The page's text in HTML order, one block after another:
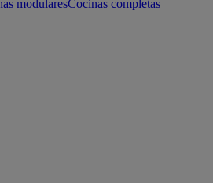
modularesCocinas completas